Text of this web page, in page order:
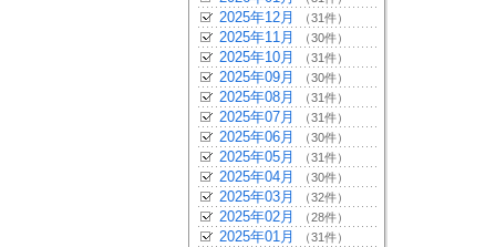
2025年12月 （31件）
2025年11月 （30件）
2025年10月 （31件）
2025年09月 （30件）
2025年08月 （31件）
2025年07月 （31件）
2025年06月 （30件）
2025年05月 （31件）
2025年04月 （30件）
2025年03月 （32件）
2025年02月 （28件）
2025年01月 （31件）